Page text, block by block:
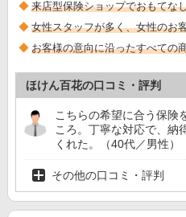
来店型保険ショップでおもてな
女性スタッフが多く、女性のお
お客様の意向に沿ったすべての
ほけん百花の口コミ・評判
こちらの希望に合う保険
ころ。丁寧な対応で、納
くれた。（40代／男性）
その他の口コミ・評判